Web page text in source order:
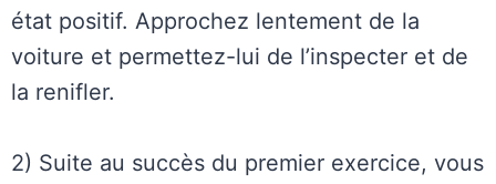
état positif. Approchez lentement de la
voiture et permettez-lui de l’inspecter et de
la renifler.
2) Suite au succès du premier exercice, vous